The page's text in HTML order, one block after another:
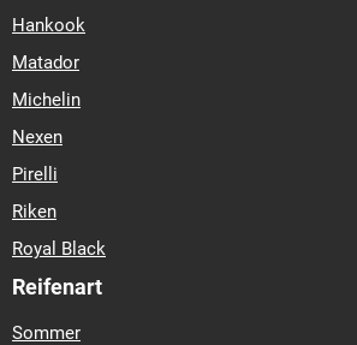
Hankook
Matador
Michelin
Nexen
Pirelli
Riken
Royal Black
Reifenart
Sommer